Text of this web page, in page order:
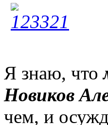
Из
Я знаю, что
Новиков
чем, и